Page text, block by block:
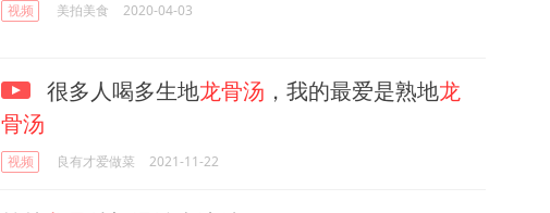
视频 美拍美食 2020-04-03
很多人喝多生地龙骨汤 ，我的最爱是熟地龙
骨汤
视频 良有才爱做菜 2021-11-22